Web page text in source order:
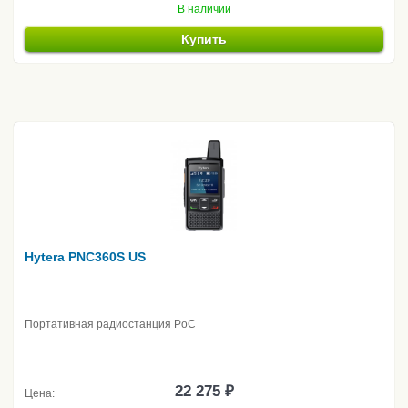
В наличии
Купить
Hytera PNC360S US
Портативная радиостанция PoC
Цена: 22 275 ₽